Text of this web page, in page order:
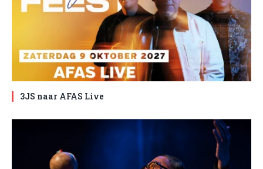
3JS naar AFAS Live